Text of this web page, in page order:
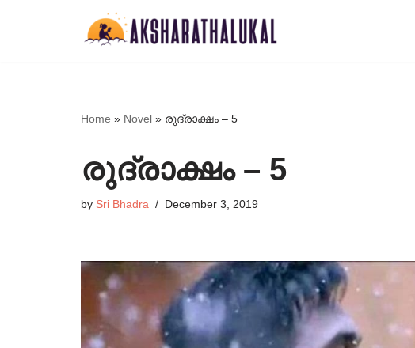
Home » Novel » രുദ്രാക്ഷം – 5
രുദ്രാക്ഷം – 5
by Sri Bhadra December 3, 2019